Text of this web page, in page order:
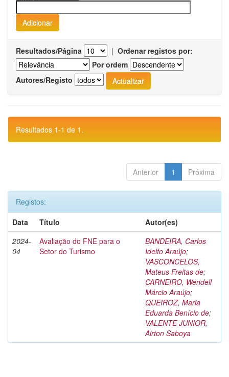
Resultados/Página | Ordenar registos por:
Por ordem
Autores/Registo
Resultados 1-1 de 1.
Anterior 1 Próxima
Registos:
Data
Título
Autor(es)
2024-
04
Avaliação do FNE para o
Setor do Turismo
BANDEIRA, Carlos
Idelfo Araújo;
VASCONCELOS,
Mateus Freitas de;
CARNEIRO, Wendell
Márcio Araújo;
QUEIROZ, Maria
Eduarda Benício de;
VALENTE JUNIOR,
Airton Saboya